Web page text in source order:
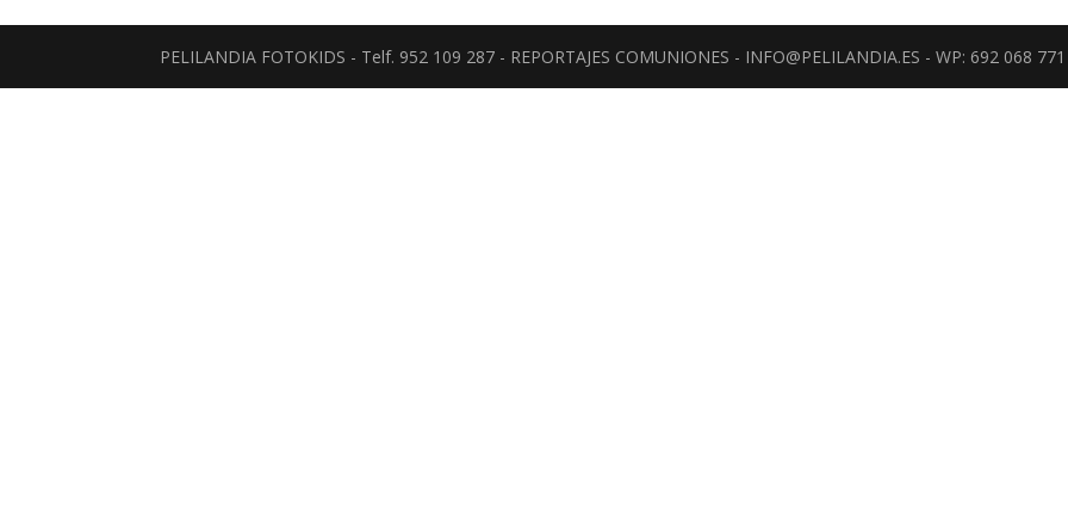
PELILANDIA FOTOKIDS - Telf. 952 109 287 - REPORTAJES COMUNIONES - INFO@PELILANDIA.ES - WP: 692 068